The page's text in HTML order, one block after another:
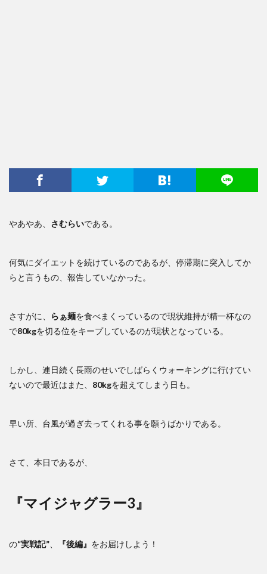
やあやあ、 さむらいである。
何気にダイエットを続けているのであるが、停滞期に突入してか
らと言うもの、報告していなかった。
さすがに、 らぁ麺を食べまくっているので現状維持が精一杯なの
で80kgを切る位をキープしているのが現状となっている。
しかし、連日続く長雨のせいでしばらくウォーキングに行けてい
ないので最近はまた、 80kgを超えてしまう日も。
早い所、台風が過ぎ去ってくれる事を願うばかりである。
さて、本日であるが、
『マイジャグラー3』
の“実戦記” 『後編』 をお届けしよう！